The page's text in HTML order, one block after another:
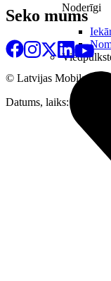
Noderīgi
Seko mums
© Latvijas Mobilais
Datums, laiks: